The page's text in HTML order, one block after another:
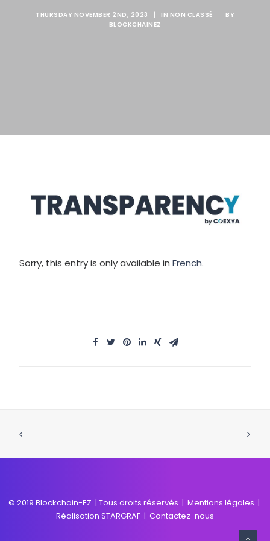
THURSDAY NOVEMBER 2ND, 2023 | IN NON CLASSÉ |
BY
BLOCKCHAINEZ
Sorry, this entry is only available in French.
© 2019 Blockchain-EZ | Tous droits réservés | Mentions légales |
Réalisation STARGRAF | Contactez-nous